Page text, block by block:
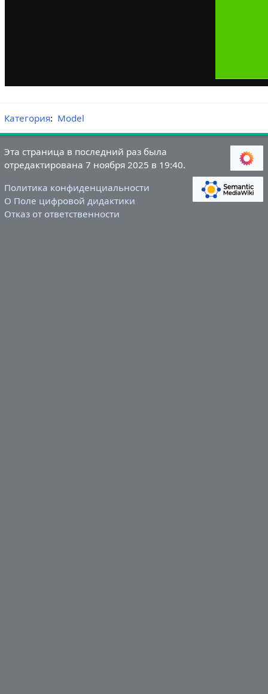
Категория: Model
Эта страница в последний раз была
отредактирована 7 ноября 2025 в 19:40.
Политика конфиденциальности
О Поле цифровой дидактики
Отказ от ответственности